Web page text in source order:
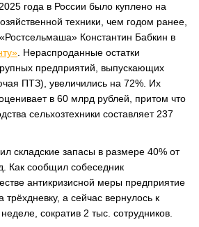
года в России было куплено на
техники, чем годом ранее,
Константин Бабкин в
. Нераспроданные остатки
предприятий, выпускающих
ПТЗ), увеличились на 72%. Их
в 60 млрд рублей, притом что
сельхозтехники составляет 237
складские запасы в размере 40% от
Как сообщил собеседник
антикризисной меры предприятие
а сейчас вернулось к
сократив 2 тыс. сотрудников.